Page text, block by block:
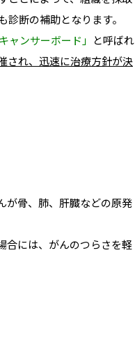
断の補助となります。
ャンサーボード」 と呼ばれ
され、迅速に治療方針が決
が骨、肺、肝臓などの原発
合には、がんのつらさを軽